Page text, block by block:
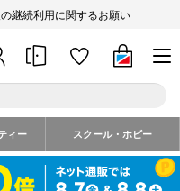
継続利用に関するお願い
ィー スクール・ホビー